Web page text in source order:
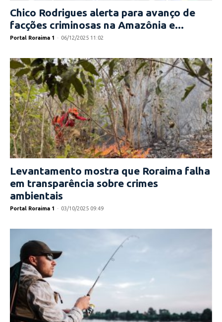
Chico Rodrigues alerta para avanço de
facções criminosas na Amazônia e...
Portal Roraima 1 - 06/12/2025 11:02
Levantamento mostra que Roraima falha
em transparência sobre crimes
ambientais
Portal Roraima 1 - 03/10/2025 09:49